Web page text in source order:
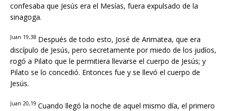
confesaba que Jesús era el Mesías, fuera expulsado de la
sinagoga.
Juan 19,38 Después de todo esto, José de Arimatea, que era
discípulo de Jesús, pero secretamente por miedo de los judíos,
rogó a Pilato que le permitiera llevarse el cuerpo de Jesús; y
Pilato se lo concedió. Entonces fue y se llevó el cuerpo de
Jesús.
Juan 20,19 Cuando llegó la noche de aquel mismo día, el primero